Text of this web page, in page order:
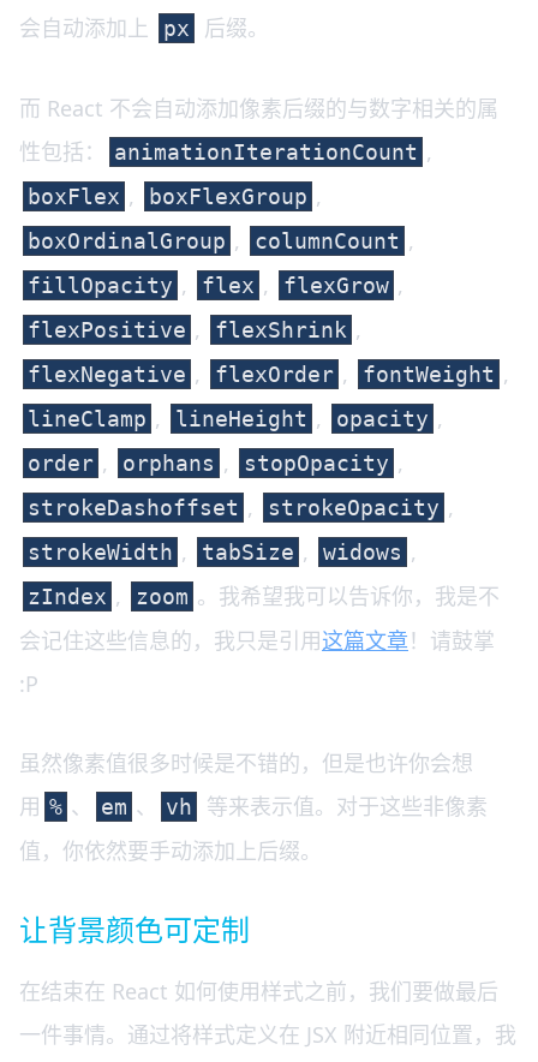
会自动添加上
px 后缀。
而 React 不会自动添加像素后缀的与数字相关的属
性包括：
animationIterationCount ,
boxFlex , boxFlexGroup ,
boxOrdinalGroup , columnCount ,
fillOpacity , flex , flexGrow ,
flexPositive , flexShrink ,
flexNegative , flexOrder , fontWeight ,
lineClamp , lineHeight , opacity ,
order , orphans , stopOpacity ,
strokeDashoffset , strokeOpacity ,
strokeWidth , tabSize , widows ,
zIndex , zoom 。我希望我可以告诉你，我是不
会记住这些信息的，我只是引用这篇文章！请鼓掌
:P
虽然像素值很多时候是不错的，但是也许你会想
用 % 、 em 、 vh
等来表示值。对于这些非像素
值，你依然要手动添加上后缀。
让背景颜色可定制
在结束在 React 如何使用样式之前，我们要做最后
一件事情。通过将样式定义在 JSX 附近相同位置，我